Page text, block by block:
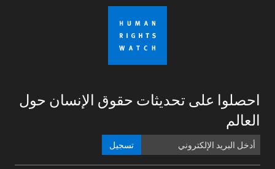
احصلوا على تحديثات حقوق الإنسان حول
العالم
تسجيل